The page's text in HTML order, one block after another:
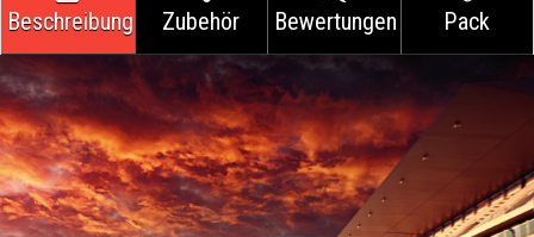
Beschreibung Zubehör Bewertungen Pack